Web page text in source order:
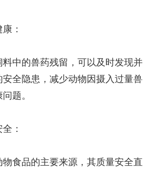
：
中的兽药残留，可以及时发现并
全隐患，减少动物因摄入过量兽
题。
：
食品的主要来源，其质量安全直